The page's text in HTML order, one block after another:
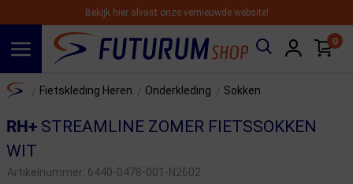
Bekijk hier alvast onze vernieuwde website!
0
Home Fietskleding Heren Onderkleding Sokken
RH+STREAMLINE ZOMER FIETSSOKKEN
WIT
Artikelnummer: 6440-0478-001-N2602